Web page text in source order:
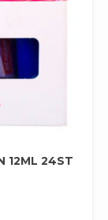
12ML 24ST